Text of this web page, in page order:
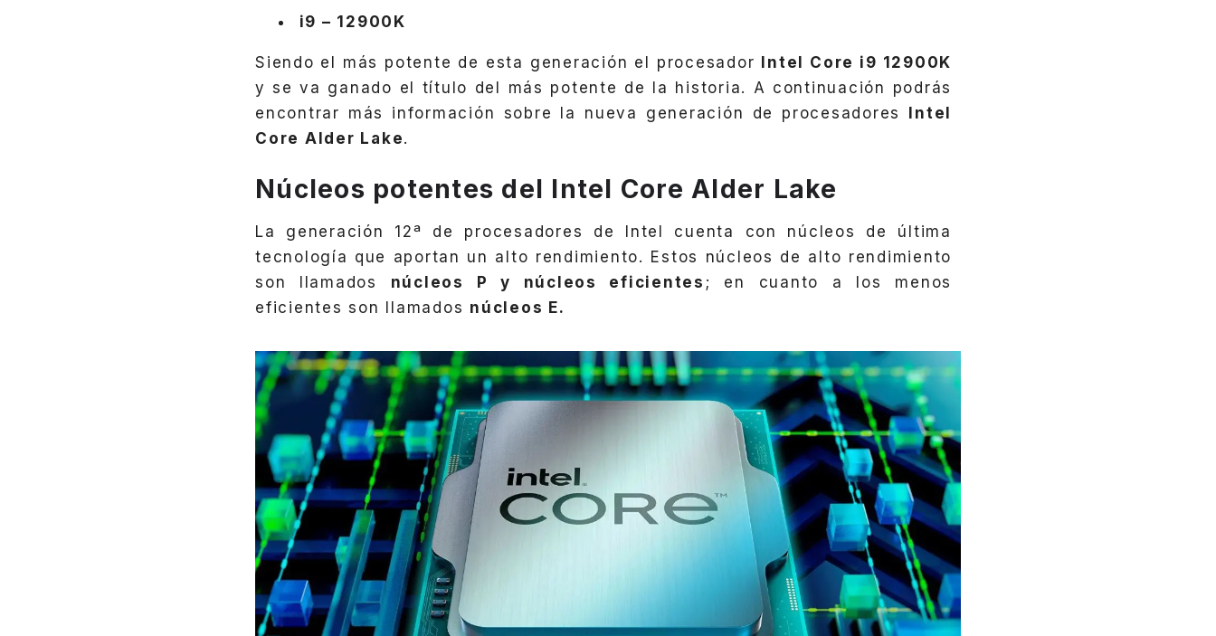
i9 – 12900K
Siendo el más potente de esta generación el procesador Intel Core i9 12900K
y se va ganado el título del más potente de la historia. A continuación podrás
encontrar más información sobre la nueva generación de procesadores Intel
Core Alder Lake.
Núcleos potentes del Intel Core Alder Lake
La generación 12ª de procesadores de Intel cuenta con núcleos de última
tecnología que aportan un alto rendimiento. Estos núcleos de alto rendimiento
son llamados núcleos P y núcleos eficientes ; en cuanto a los menos
eficientes son llamados núcleos E.